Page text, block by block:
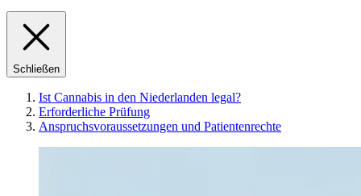
Schließen
Ist Cannabis in den Niederlanden legal?
Erforderliche Prüfung
Anspruchsvoraussetzungen und Patientenrechte